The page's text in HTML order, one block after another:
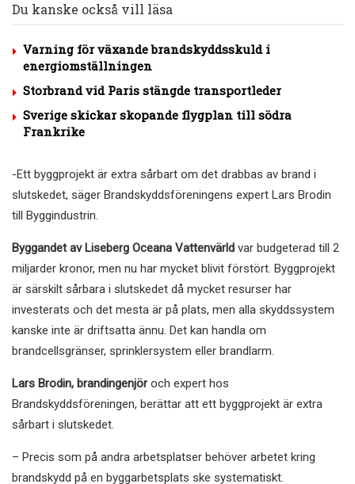
Du kanske också vill läsa
Varning för växande brandskyddsskuld i
energiomställningen
Storbrand vid Paris stängde transportleder
Sverige skickar skopande flygplan till södra
Frankrike
-Ett byggprojekt är extra sårbart om det drabbas av brand i
slutskedet, säger Brandskyddsföreningens expert Lars Brodin
till Byggindustrin.
Byggandet av Liseberg Oceana Vattenvärld var budgeterad till 2
miljarder kronor, men nu har mycket blivit förstört. Byggprojekt
är särskilt sårbara i slutskedet då mycket resurser har
investerats och det mesta är på plats, men alla skyddssystem
kanske inte är driftsatta ännu. Det kan handla om
brandcellsgränser, sprinklersystem eller brandlarm.
Lars Brodin, brandingenjöroch expert hos
Brandskyddsföreningen, berättar att ett byggprojekt är extra
sårbart i slutskedet.
– Precis som på andra arbetsplatser behöver arbetet kring
brandskydd på en byggarbetsplats ske systematiskt.